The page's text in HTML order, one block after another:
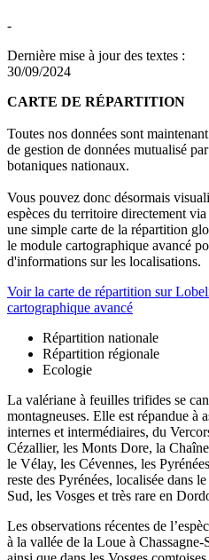
-
Dernière mise à jour des textes :
30/09/2024
CARTE DE RÉPARTITION
Toutes nos données sont
de gestion de données mutualisé
botaniques nationaux.
Vous pouvez donc désormais
espèces du territoire directement via
une simple carte de la répartition
le module cartographique avancé
d'informations sur les localisations.
Voir la carte de répartition sur
cartographique avancé
Répartition nationale
Répartition régionale
Ecologie
La valériane à feuilles trifides se
montagneuses. Elle est répandue à
internes et intermédiaires, du
Cézallier, les Monts Dore, la
le Vélay, les Cévennes, les
reste des Pyrénées, localisée dans
Sud, les Vosges et très rare en
Les observations récentes de
à la vallée de la Loue à